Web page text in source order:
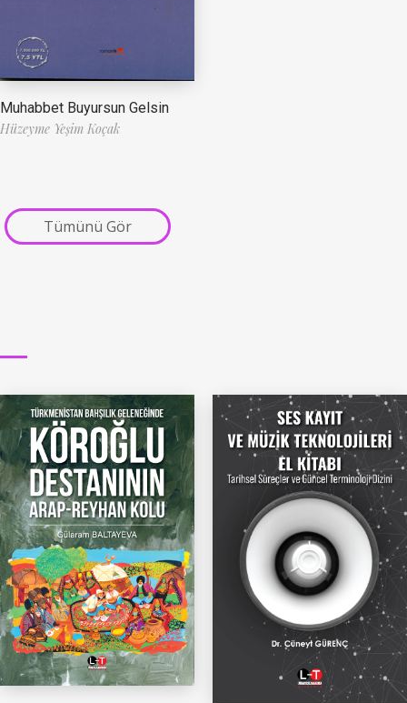
Muhabbet Buyursun Gelsin
Hüzeyme Yeşim Koçak
Tümünü Gör